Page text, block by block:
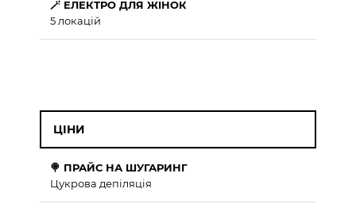
🪄 ЕЛЕКТРО ДЛЯ ЖІНОК
5 локацій
ЦІНИ
🍭 ПРАЙС НА ШУГАРИНГ
Цукрова депіляція